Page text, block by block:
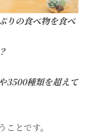
りの食べ物を食べ
3500種類を超えて
とです。